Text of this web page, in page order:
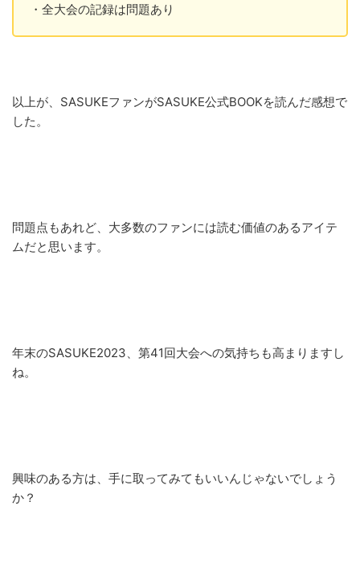
・全大会の記録は問題あり
以上が、SASUKEファンがSASUKE公式BOOKを読んだ感想で
した。
問題点もあれど、大多数のファンには読む価値のあるアイテ
ムだと思います。
年末のSASUKE2023、第41回大会への気持ちも高まりますし
ね。
興味のある方は、手に取ってみてもいいんじゃないでしょう
か？